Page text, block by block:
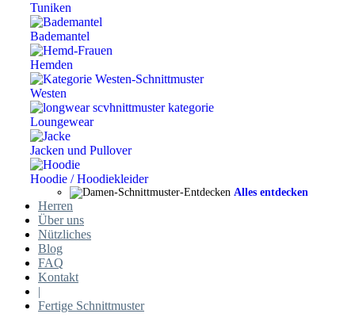
Tuniken
Bademantel
Hemden
Westen
Loungewear
Jacken und Pullover
Hoodie / Hoodiekleider
Alles entdecken
Herren
Über uns
Nützliches
Blog
FAQ
Kontakt
|
Fertige Schnittmuster